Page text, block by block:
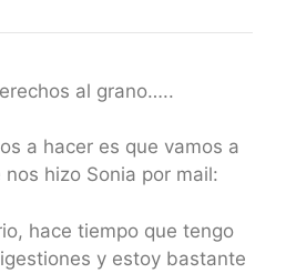
al grano…..
a hacer es que vamos a
hizo Sonia por mail:
hace tiempo que tengo
y estoy bastante